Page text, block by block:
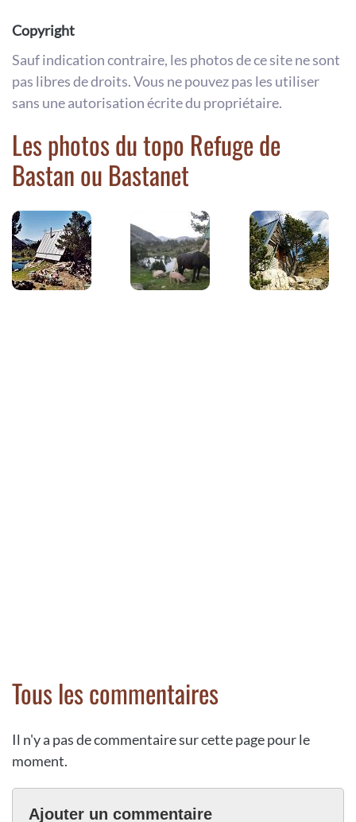
Copyright
Sauf indication contraire, les photos de ce site ne sont
pas libres de droits. Vous ne pouvez pas les utiliser
sans une autorisation écrite du propriétaire.
Les photos du topo Refuge de
Bastan ou Bastanet
Tous les commentaires
Il n'y a pas de commentaire sur cette page pour le
moment.
Ajouter un commentaire